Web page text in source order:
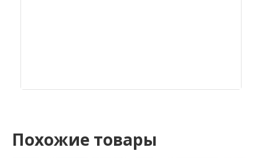
Похожие товары